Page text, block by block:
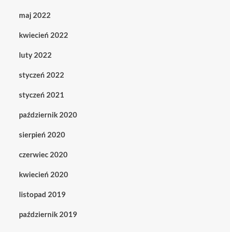
maj 2022
kwiecień 2022
luty 2022
styczeń 2022
styczeń 2021
październik 2020
sierpień 2020
czerwiec 2020
kwiecień 2020
listopad 2019
październik 2019